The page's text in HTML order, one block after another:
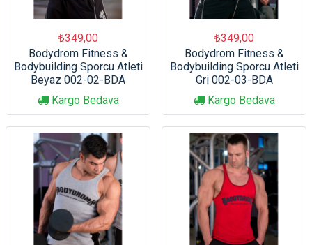
₺349,00
Bodydrom Fitness &
Bodybuilding Sporcu Atleti
Beyaz 002-02-BDA
Kargo Bedava
₺349,00
Bodydrom Fitness &
Bodybuilding Sporcu Atleti
Gri 002-03-BDA
Kargo Bedava